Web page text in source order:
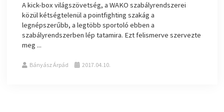
A kick-box világszövetség, a WAKO szabályrendszerei
közül kétségtelenül a pointfighting szakág a
legnépszerűbb, a legtöbb sportoló ebben a
szabályrendszerben lép tatamira. Ezt felismerve szervezte
meg ...
Bányász Árpád 2017.04.10.